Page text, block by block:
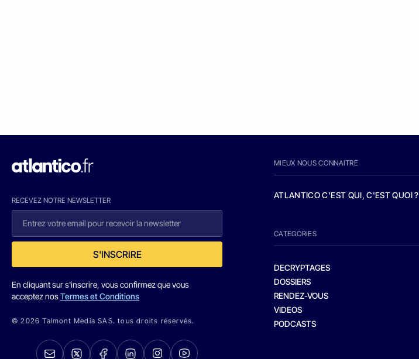
RECEVEZ NOTRE NEWSLETTER
S'INSCRIRE
En cliquant sur s'inscrire, vous confirmez que vous
acceptez nosTermes et Conditions
© 2026 Talmont Media SAS. tous droits réservés.
MIEUX NOUS CONNAITRE
ATLANTICO C'EST QUI, C'EST QUOI ?
CATEGORIES
DECRYPTAGES
DOSSIERS
RENDEZ-VOUS
VIDEOS
PODCASTS